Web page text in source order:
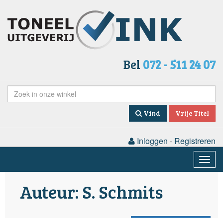
Bel 072 - 511 24 07
Vind Vrije Titel
Inloggen - Registreren
Auteur: S. Schmits